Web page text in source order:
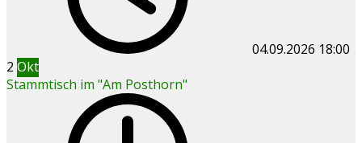
04.09.2026 18:00
2 Okt
Stammtisch im "Am Posthorn"